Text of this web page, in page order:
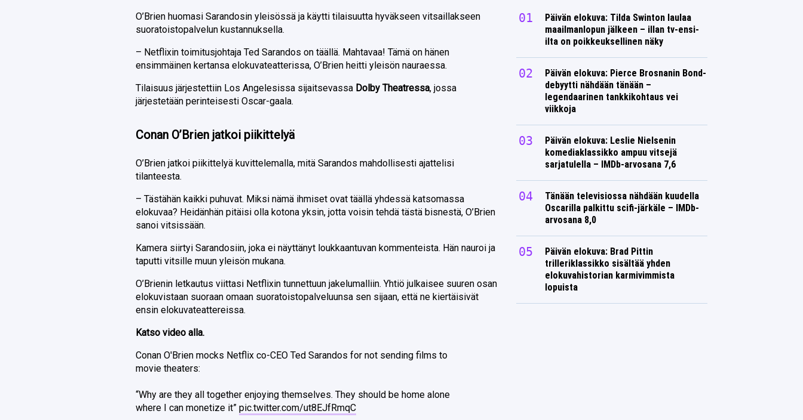
O’Brien huomasi Sarandosin yleisössä ja käytti tilaisuutta hyväkseen vitsaillakseen
suoratoistopalvelun kustannuksella.
– Netflixin toimitusjohtaja Ted Sarandos on täällä. Mahtavaa! Tämä on hänen
ensimmäinen kertansa elokuvateatterissa, O’Brien heitti yleisön nauraessa.
Tilaisuus järjestettiin Los Angelesissa sijaitsevassa Dolby Theatressa, jossa
järjestetään perinteisesti Oscar-gaala.
Conan O’Brien jatkoi piikittelyä
O’Brien jatkoi piikittelyä kuvittelemalla, mitä Sarandos mahdollisesti ajattelisi
tilanteesta.
– Tästähän kaikki puhuvat. Miksi nämä ihmiset ovat täällä yhdessä katsomassa
elokuvaa? Heidänhän pitäisi olla kotona yksin, jotta voisin tehdä tästä bisnestä, O’Brien
sanoi vitsissään.
Kamera siirtyi Sarandosiin, joka ei näyttänyt loukkaantuvan kommenteista. Hän nauroi ja
taputti vitsille muun yleisön mukana.
O’Brienin letkautus viittasi Netflixin tunnettuun jakelumalliin. Yhtiö julkaisee suuren osan
elokuvistaan suoraan omaan suoratoistopalveluunsa sen sijaan, että ne kiertäisivät
ensin elokuvateattereissa.
Katso video alla.
Conan O'Brien mocks Netflix co-CEO Ted Sarandos for not sending films to
movie theaters:
“Why are they all together enjoying themselves. They should be home alone
where I can monetize it”pic.twitter.com/ut8EJfRmqC
Päivän elokuva: Tilda Swinton laulaa
maailmanlopun jälkeen – illan tv-ensi-
ilta on poikkeuksellinen näky
Päivän elokuva: Pierce Brosnanin Bond-
debyytti nähdään tänään –
legendaarinen tankkikohtaus vei
viikkoja
Päivän elokuva: Leslie Nielsenin
komediaklassikko ampuu vitsejä
sarjatulella – IMDb-arvosana 7,6
Tänään televisiossa nähdään kuudella
Oscarilla palkittu scifi-järkäle – IMDb-
arvosana 8,0
Päivän elokuva: Brad Pittin
trilleriklassikko sisältää yhden
elokuvahistorian karmivimmista
lopuista